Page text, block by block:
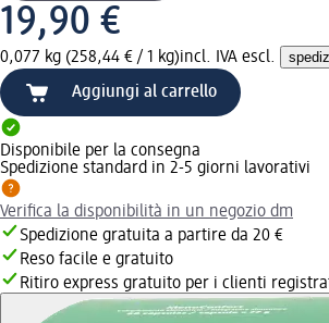
19,90 €
0,077 kg (258,44 € / 1 kg)incl. IVA escl.
Aggiungi al carrello
Disponibile per la consegna
Spedizione standard in 2-5 giorni lavorativi
Verifica la disponibilità in un negozio dm
Spedizione gratuita a partire da 20 €
Reso facile e gratuito
Ritiro express gratuito per i clienti